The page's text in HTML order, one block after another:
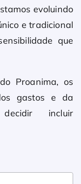
evoluindo
e tradicional
que
Proanima, os
gastos e da
decidir incluir